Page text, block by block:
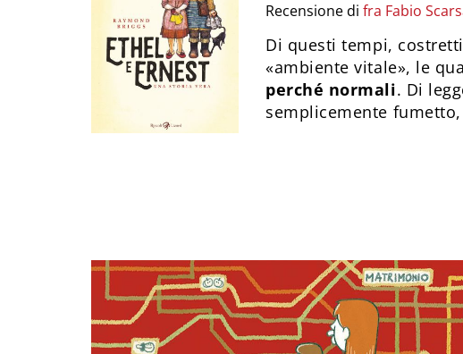
Recensione di fra Fabio
Di questi tempi,
«ambiente vitale», le
perché normali. Di
semplicemente